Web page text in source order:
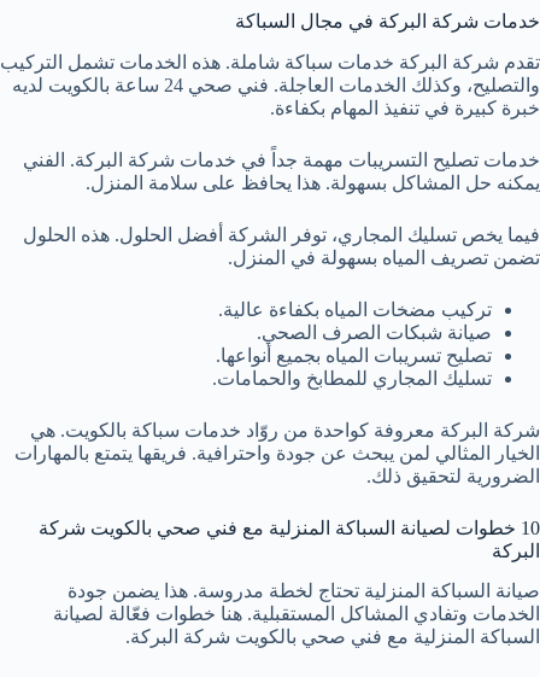
خدمات شركة البركة في مجال السباكة
تقدم شركة البركة خدمات سباكة شاملة. هذه الخدمات تشمل التركيب
والتصليح، وكذلك الخدمات العاجلة. فني صحي 24 ساعة بالكويت لديه
خبرة كبيرة في تنفيذ المهام بكفاءة.
خدمات تصليح التسريبات مهمة جداً في خدمات شركة البركة. الفني
يمكنه حل المشاكل بسهولة. هذا يحافظ على سلامة المنزل.
فيما يخص تسليك المجاري، توفر الشركة أفضل الحلول. هذه الحلول
تضمن تصريف المياه بسهولة في المنزل.
تركيب مضخات المياه بكفاءة عالية.
صيانة شبكات الصرف الصحي.
تصليح تسريبات المياه بجميع أنواعها.
تسليك المجاري للمطابخ والحمامات.
شركة البركة معروفة كواحدة من روّاد خدمات سباكة بالكويت. هي
الخيار المثالي لمن يبحث عن جودة واحترافية. فريقها يتمتع بالمهارات
الضرورية لتحقيق ذلك.
10 خطوات لصيانة السباكة المنزلية مع فني صحي بالكويت شركة
البركة
صيانة السباكة المنزلية تحتاج لخطة مدروسة. هذا يضمن جودة
الخدمات وتفادي المشاكل المستقبلية. هنا خطوات فعّالة لصيانة
السباكة المنزلية مع فني صحي بالكويت شركة البركة.